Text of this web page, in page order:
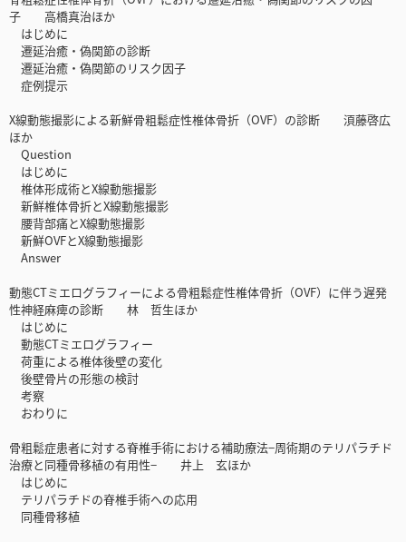
子 高橋真治ほか
はじめに
遷延治癒・偽関節の診断
遷延治癒・偽関節のリスク因子
症例提示
X線動態撮影による新鮮骨粗鬆症性椎体骨折（OVF）の診断 湏藤啓広
ほか
Question
はじめに
椎体形成術とX線動態撮影
新鮮椎体骨折とX線動態撮影
腰背部痛とX線動態撮影
新鮮OVFとX線動態撮影
Answer
動態CTミエログラフィーによる骨粗鬆症性椎体骨折（OVF）に伴う遅発
性神経麻痺の診断 林 哲生ほか
はじめに
動態CTミエログラフィー
荷重による椎体後壁の変化
後壁骨片の形態の検討
考察
おわりに
骨粗鬆症患者に対する脊椎手術における補助療法−周術期のテリパラチド
治療と同種骨移植の有用性− 井上 玄ほか
はじめに
テリパラチドの脊椎手術への応用
同種骨移植